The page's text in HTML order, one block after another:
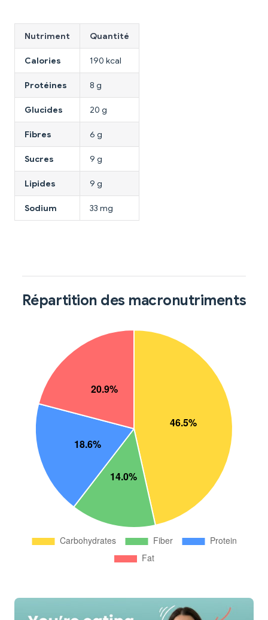
Nutriment Quantité
Calories 190 kcal
Protéines 8 g
Glucides 20 g
Fibres 6 g
Sucres 9 g
Lipides 9 g
Sodium 33 mg
Répartition des macronutriments